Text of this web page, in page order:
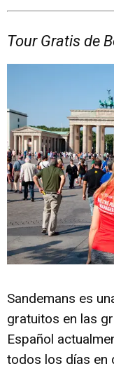
Tour Gratis de
Sandemans es
gratuitos en las
Español
todos los días en